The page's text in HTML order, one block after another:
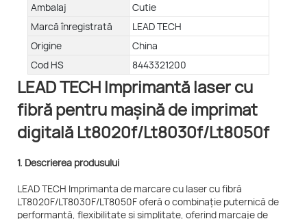
Ambalaj
Cutie
Marcă înregistrată
LEAD TECH
Origine
China
Cod HS
8443321200
LEAD TECH Imprimantă laser cu
fibră pentru mașină de imprimat
digitală Lt8020f/Lt8030f/Lt8050f
1. Descrierea produsului
LEAD TECH Imprimanta de marcare cu laser cu fibră
LT8020F/LT8030F/LT8050F oferă o combinație puternică de
performanță, flexibilitate și simplitate, oferind marcaje de